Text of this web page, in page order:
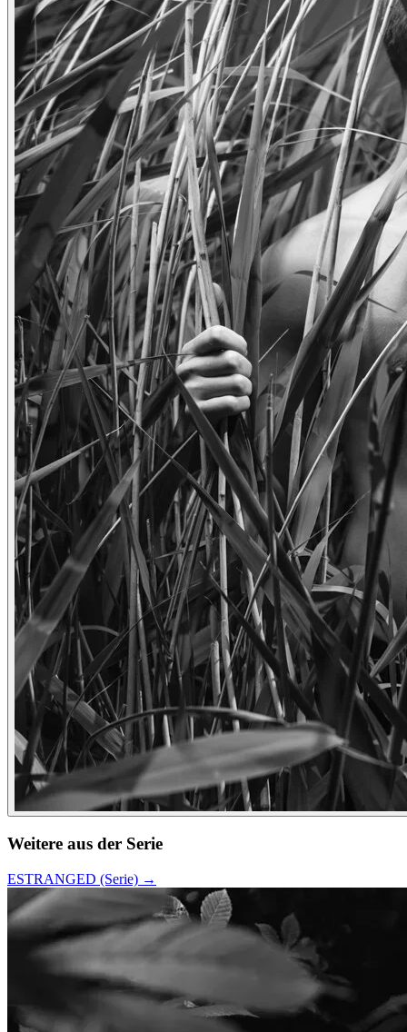
Weitere aus der Serie
ESTRANGED (Serie) →